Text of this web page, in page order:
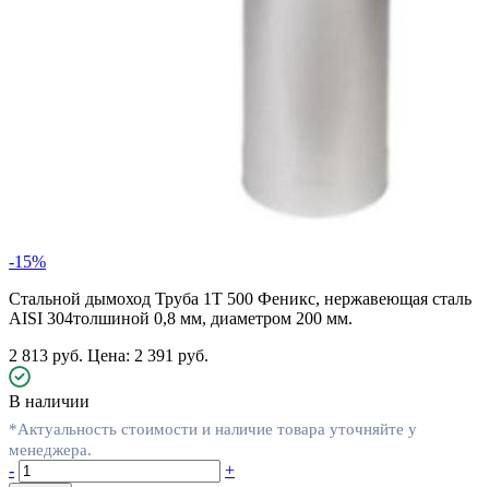
-15%
Стальной дымоход Труба 1Т 500 Феникс, нержавеющая сталь
AISI 304толшиной 0,8 мм, диаметром 200 мм.
2 813 руб. Цена: 2 391 руб.
В наличии
*Актуальность стоимости и наличие товара уточняйте у
менеджера.
-
+